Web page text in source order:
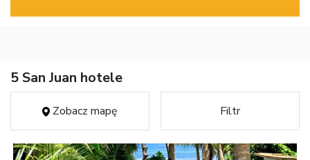
5 San Juan hotele
Zobacz mapę Filtr